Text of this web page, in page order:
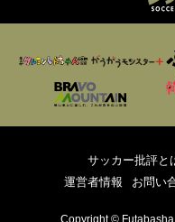
サッカー批評と
運営者情報
お問い
Copyright ©